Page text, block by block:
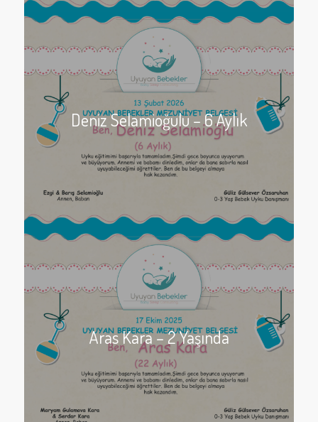
Deniz Selamioğulu – 6 Aylık
Aras Kara – 2 Yaşında